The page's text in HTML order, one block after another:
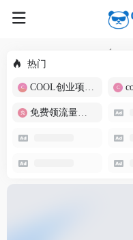
热门
COOL创业项目商城
免费领流量卡-包邮